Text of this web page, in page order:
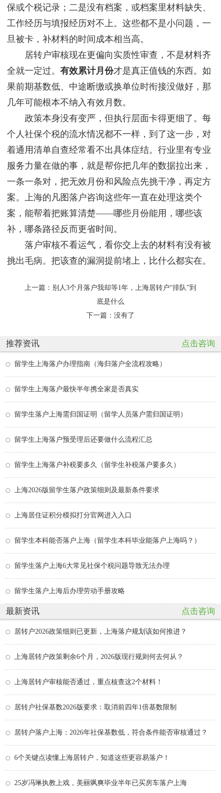
保或个税记录；二是没有档案，或档案里材料缺失、
工作经历与填报经历对不上。这些都不是小问题，一
旦被卡，补材料的时间成本相当高。
居转户审核现在更偏向实质性审查，不是材料齐
全就一定过。 有效累计月份才是真正值钱的东西。如
果前期基数低、中途断缴或换单位时衔接没做好，那
几年可能根本不纳入有效月数。
政策本身没有变严，但执行层面卡得更细了。每
个人社保个税的流水情况都不一样，到了这一步，对
着通用清单自查经常看不出具体症结。行业里有专业
服务力量在做的事，就是帮你把几年的数据拉出来，
一条一条对，把无效月份和风险点先挑干净，再定方
案。上海的凡图落户咨询这些年一直在处理这类个
案，能帮着把账算清楚——哪些月份能用，哪些该
补，哪条路径反而更省时间。
落户审核不看运气，看你交上去的材料有没有被
挑出毛病。把该查的漏洞提前堵上，比什么都实在。
上一篇： 别人3个月落户我却等1年，上海居转户“排队”到
底是什么
下一篇：没有了
推荐资讯 点击咨询
留学生上海落户办理指南（海归落户全流程攻略）
留学生上海落户最快半年携全家是否真实
留学生落户上海需归国证明（留学人员落户需归国证明）
留学生上海落户预受理后还要做什么流程汇总
留学生上海落户补税要多久（留学生补税落户要多久）
上海2026版留学生落户政策细则及最新条件要求
上海居住证积分模拟打分官网进入入口
留学生本科能否落户上海（留学生本科毕业能落户上海吗？）
留学生落户上海6大常见社保个税问题导致无法办理
留学生落户上海后办理劳动手册攻略
最新资讯 点击咨询
居转户2026政策细则已更新，上海落户规划该如何推进？
上海居转户政策剩余6个月，2026版现行规则何去何从？
上海居转户审核能否通过，重点核查这2个材料！
居转户社保基数2026版要求：取消前四年1倍基数限制
居转户落户上海：2026年社保基数低，符合条件能否审核通过？
6个关键点读懂上海居转户，知道这些更容易落户！
25岁冯琳执教上戏，美丽飒爽毕业半年已买房车落户上海